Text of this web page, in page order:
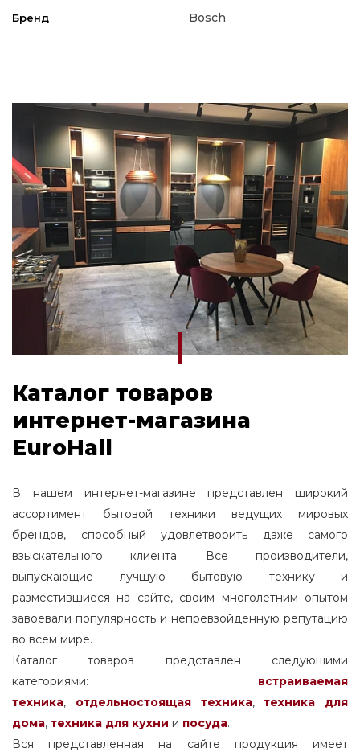
Бренд Bosch
Каталог товаров
интернет-магазина
EuroHall
В нашем интернет-магазине представлен широкий
ассортимент бытовой техники ведущих мировых
брендов, способный удовлетворить даже самого
взыскательного клиента. Все производители,
выпускающие лучшую бытовую технику и
разместившиеся на сайте, своим многолетним опытом
завоевали популярность и непревзойденную репутацию
во всем мире.
Каталог товаров представлен следующими
категориями: встраиваемая
техника, отдельностоящаятехника,
техника для
дома, техника для кухни и посуда.
Вся представленная на сайте продукция имеет